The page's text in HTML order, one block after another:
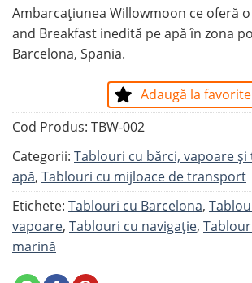
Ambarcațiunea Willowmoon ce oferă
and Breakfast inedită pe apă în zona
Barcelona, Spania.
Adaugă la favorite
Cod Produs: TBW-002
Categorii: Tablouri cu bărci, vapoare
apă, Tablouri cu mijloace de transport
Etichete: Tablouri cu Barcelona,
vapoare, Tablouri cu navigație,
marină